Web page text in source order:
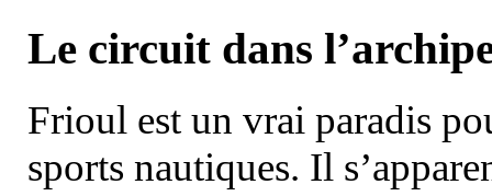
Le circuit dans
Frioul est un vrai paradis
sports nautiques. Il